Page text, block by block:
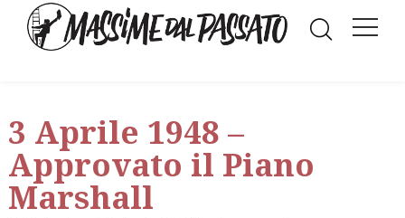
3 Aprile 1948 –
Approvato il Piano
Marshall